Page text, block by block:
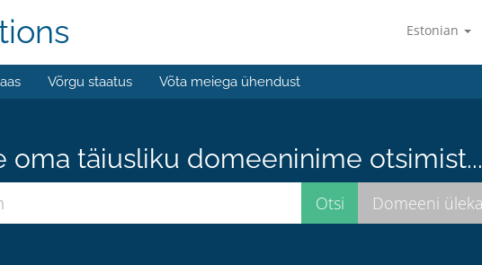
Estonian
Võrgu staatus Võta meiega ühendust
oma täiusliku domeeninime otsimist...